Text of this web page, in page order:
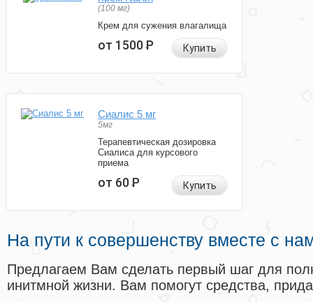
(100 мг)
Крем для сужения влагалища
от 1500Р Купить
Сиалис 5 мг
5мг
Терапевтическая дозировка
Сиалиса для курсового
приема
от 60Р Купить
На пути к совершенству вместе с
Предлагаем Вам сделать первый шаг для
инитмной жизни. Вам помогут средства,